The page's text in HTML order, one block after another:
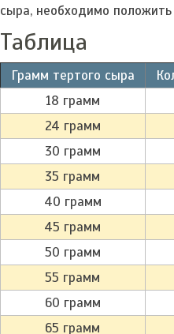
сыра, необходимо
Таблица
Грамм тертого сыра
18 грамм
24 грамм
30 грамм
35 грамм
40 грамм
45 грамм
50 грамм
55 грамм
60 грамм
65 грамм